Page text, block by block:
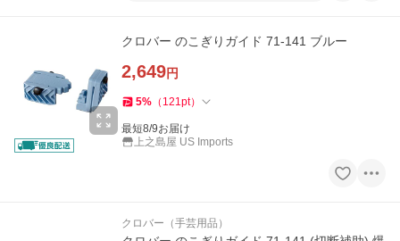
クロバー のこぎりガイド 71-141 ブルー
2,649円
5% （ 121pt）
最短8/9お届け
上之島屋 US Imports
クロバー（手芸用品）